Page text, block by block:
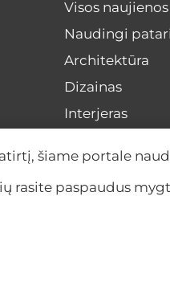
Visos naujienos
Naudingi
Architektūra
Dizainas
Interjeras
Interviu
Įvykiai
šiame portale
paspaudus